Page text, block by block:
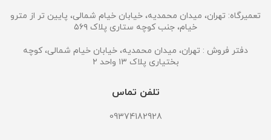
تعمیرگاه: تهران، میدان محمدیه، خیابان خیام شمالی، پایین تر از مترو
خیام، جنب کوچه ستاری پلاک ۵۶۹
دفتر فروش : تهران، میدان محمدیه، خیابان خیام شمالی، کوچه
بختیاری پلاک ۱۳ واحد ۲
تلفن تماس
09374182928